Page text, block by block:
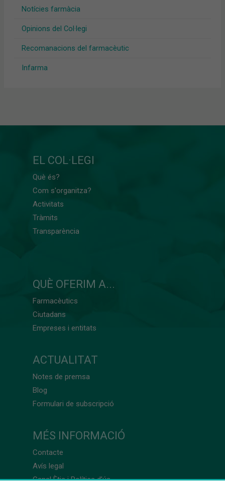
Notícies farmàcia
Opinions del Col·legi
Recomanacions del farmacèutic
Infarma
EL COL·LEGI
Què és?
Com s'organitza?
Activitats
Tràmits
Transparència
QUÈ OFERIM A...
Farmacèutics
Ciutadans
Empreses i entitats
ACTUALITAT
Notes de premsa
Blog
Formulari de subscripció
MÉS INFORMACIÓ
Contacte
Avís legal
Canal Ètic i Política d’ús